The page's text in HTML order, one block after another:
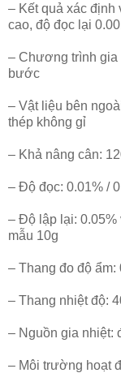
– Kết quả xác định
cao, độ đọc lại
– Chương trình gia
bước
– Vật liệu bên
thép không gỉ
– Khả nâng cân:
– Độ đọc: 0.01% /
– Độ lập lại:
mẫu 10g
– Thang đo độ
– Thang nhiệt
– Nguồn gia nhiệt:
– Môi trường